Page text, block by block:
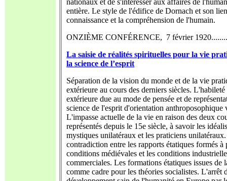
nationaux et de s'intéresser aux affaires de
entière. Le style de l'édifice de Dornach et son
connaissance et la compréhension de l'humain.
ONZIÈME CONFÉRENCE, 7 février
La saisie de réalités spirituelles pour la vie
la science de l’esprit
Séparation de la vision du monde et de la vie
extérieure au cours des derniers siècles.
extérieure due au mode de pensée et de
science de l'esprit d'orientation anthroposophique
L'impasse actuelle de la vie en raison des deux
représentés depuis le 15e siècle, à savoir les
mystiques unilatéraux et les praticiens
contradiction entre les rapports étatiques formés à
conditions médiévales et les conditions
commerciales. Les formations étatiques issues de
comme cadre pour les théories socialistes. L'arrêt